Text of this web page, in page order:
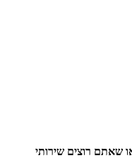
שאתם רוצים שירותי